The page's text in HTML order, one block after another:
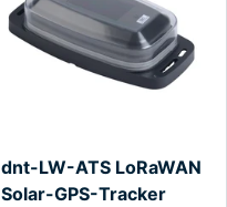
dnt-LW-ATS LoRaWAN
Solar-GPS-Tracker